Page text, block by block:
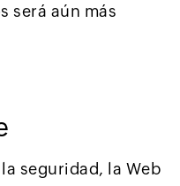
será aún más
seguridad, la Web